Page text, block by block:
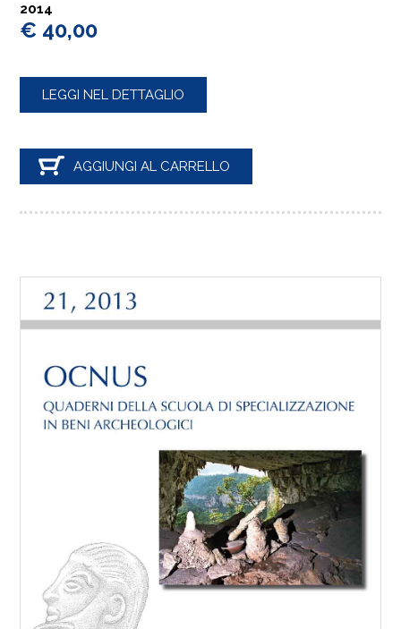
2014
€ 40,00
LEGGI NEL DETTAGLIO
AGGIUNGI AL CARRELLO